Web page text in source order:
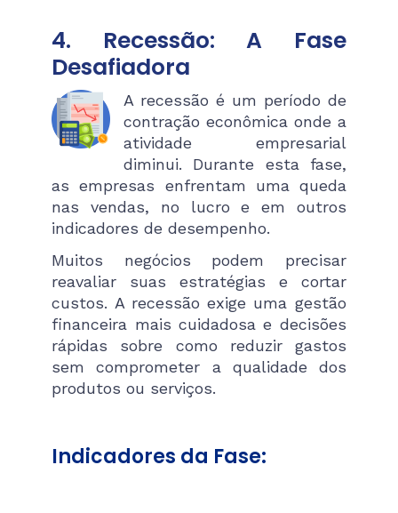
4. Recessão: A Fase
Desafiadora
A recessão é um período de
contração econômica onde a
atividade empresarial
diminui. Durante esta fase,
as empresas enfrentam uma queda
nas vendas, no lucro e em outros
indicadores de desempenho.
Muitos negócios podem precisar
reavaliar suas estratégias e cortar
custos. A recessão exige uma gestão
financeira mais cuidadosa e decisões
rápidas sobre como reduzir gastos
sem comprometer a qualidade dos
produtos ou serviços.
Indicadores da Fase: